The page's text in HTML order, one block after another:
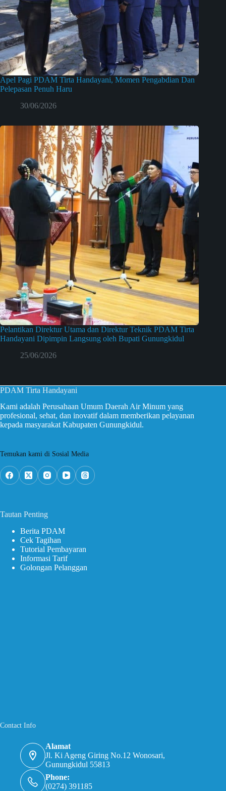
Apel Pagi PDAM Tirta Handayani, Momen Pengabdian Dan
Pelepasan Penuh Haru
30/06/2026
Pelantikan Direktur Utama dan Direktur Teknik PDAM Tirta
Handayani Dipimpin Langsung oleh Bupati Gunungkidul
25/06/2026
PDAM Tirta Handayani
Kami adalah Perusahaan Umum Daerah Air Minum yang
profesional, sehat, dan inovatif dalam memberikan pelayanan
kepada masyarakat Kabupaten Gunungkidul.
Temukan kami di Sosial Media
Tautan Penting
Berita PDAM
Cek Tagihan
Tutorial Pembayaran
Informasi Tarif
Golongan Pelanggan
Contact Info
Alamat
Jl. Ki Ageng Giring No.12 Wonosari,
Gunungkidul 55813
Phone:
(0274) 391185